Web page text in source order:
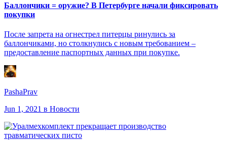
Баллончики = оружие? В Петербурге начали фиксировать
покупки
После запрета на огнестрел питерцы ринулись за
баллончиками, но столкнулись с новым требованием –
предоставление паспортных данных при покупке.
PashaPrav
Jun 1, 2021 в Новости